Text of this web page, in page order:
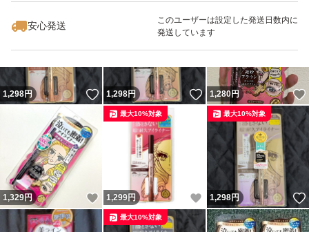
安心発送
このユーザーは設定した発送日数内に
発送しています
1,298円 いいね！
1,298円 いいね！
1,280円
1,329円 いいね！
1,299円 いいね！
最大10%対象
1,298円
最大10%対象
最大10%対象